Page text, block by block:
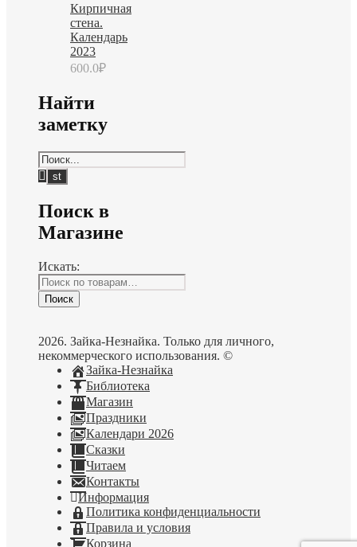
Кирпичная
стена.
Календарь
2023
600.0₽
Найти
заметку
Поиск в
Магазине
Искать:
Поиск
2026. Зайка-Незнайка. Только для личного,
некоммерческого использования. ©
Зайка-Незнайка
Библиотека
Магазин
Праздники
Календари 2026
Сказки
Читаем
Контакты
Информация
Политика конфиденциальности
Правила и условия
Корзина